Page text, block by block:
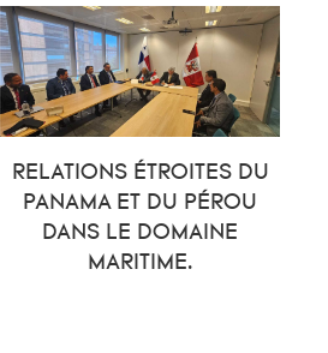
RELATIONS ÉTROITES DU
PANAMA ET DU PÉROU
DANS LE DOMAINE
MARITIME.